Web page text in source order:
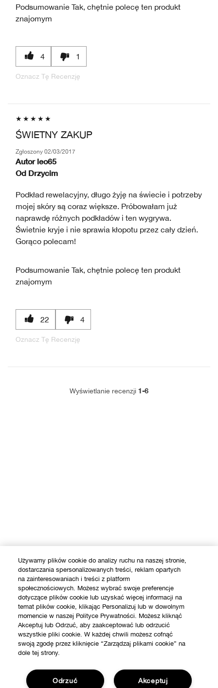
Podsumowanie Tak, chętnie polecę ten produkt
znajomym
4 1
Oznacz Tę Recenzję
ŚWIETNY ZAKUP
Zgłoszony 02/03/2017
Autor leo65
Od Drzycim
Podkład rewelacyjny, długo żyję na świecie i potrzeby
mojej skóry są coraz większe. Próbowałam już
naprawdę różnych podkładów i ten wygrywa.
Świetnie kryje i nie sprawia kłopotu przez cały dzień.
Gorąco polecam!
Podsumowanie Tak, chętnie polecę ten produkt
znajomym
22 4
Oznacz Tę Recenzję
Wyświetlanie recenzji 1-6
SKLEP
Używamy plików cookie do analizy ruchu na naszej stronie,
dostarczania spersonalizowanych treści, reklam opartych
na zainteresowaniach i treści z platform
społecznościowych. Możesz wybrać swoje preferencje
dotyczące plików cookie lub uzyskać więcej informacji na
temat plików cookie, klikając Personalizuj lub w dowolnym
momencie w naszej Polityce Prywatności. Możesz kliknąć
Akceptuj lub Odrzuć, aby zaakceptować lub odrzucić
wszystkie pliki cookie. W każdej chwili możesz cofnąć
swoją zgodę przez kliknięcie “Zarządzaj plikami cookie” na
dole tej strony.
Akceptuj
Odrzuć